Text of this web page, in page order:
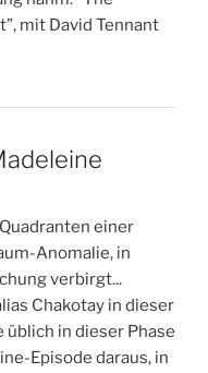
mit David Tennant
einer
Anomalie, in
verbirgt...
Chakotay in dieser
üblich in dieser Phase
Episode daraus, in